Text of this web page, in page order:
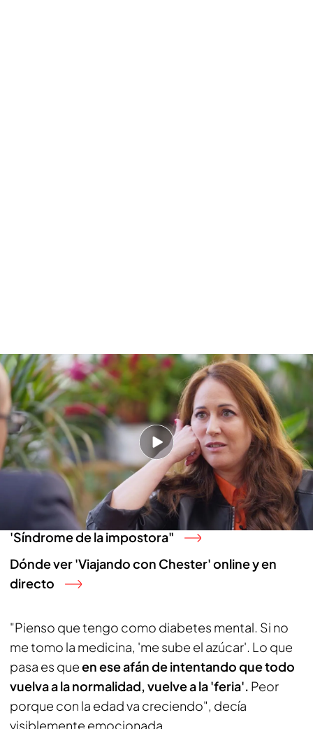
Depresión psicótica, el diagnóstico Mai Meneses derivado de su consumo
de drogas: "Me obsesioné con que era judía"
PUEDE INTERESARTE
Quién es Mai Meneses: la cantante de OT que
alcanzó el éxito y bajó a los infiernos con Nena
Daconte
Mai Meneses, la vorágine de 'Operación Triunfo'
y la 'cara B' de 'Nena Daconte': "Sentía el
'Síndrome de la impostora"
Dónde ver 'Viajando con Chester' online y en
directo
"Pienso que tengo como diabetes mental. Si no
me tomo la medicina, 'me sube el azúcar'. Lo que
pasa es queen ese afán de intentando que todo
vuelva a la normalidad, vuelve a la 'feria'. Peor
porque con la edad va creciendo", decía
visiblemente emocionada.